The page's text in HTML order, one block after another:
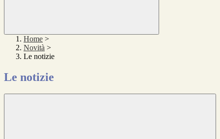
Home >
Novità >
Le notizie
Le notizie